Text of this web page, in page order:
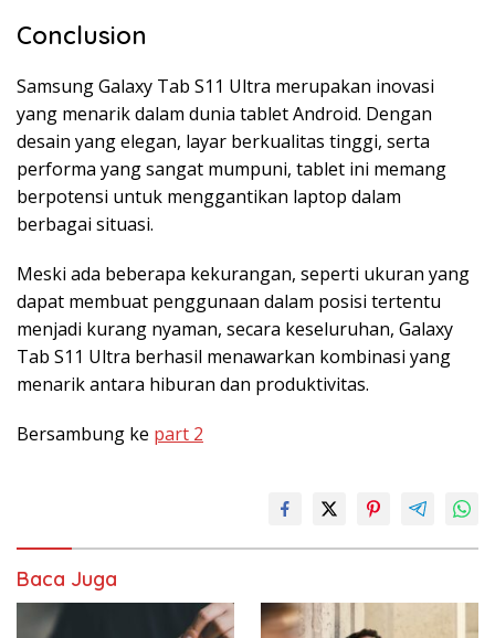
Conclusion
Samsung Galaxy Tab S11 Ultra merupakan inovasi
yang menarik dalam dunia tablet Android. Dengan
desain yang elegan, layar berkualitas tinggi, serta
performa yang sangat mumpuni, tablet ini memang
berpotensi untuk menggantikan laptop dalam
berbagai situasi.
Meski ada beberapa kekurangan, seperti ukuran yang
dapat membuat penggunaan dalam posisi tertentu
menjadi kurang nyaman, secara keseluruhan, Galaxy
Tab S11 Ultra berhasil menawarkan kombinasi yang
menarik antara hiburan dan produktivitas.
Bersambung ke part 2
Baca Juga